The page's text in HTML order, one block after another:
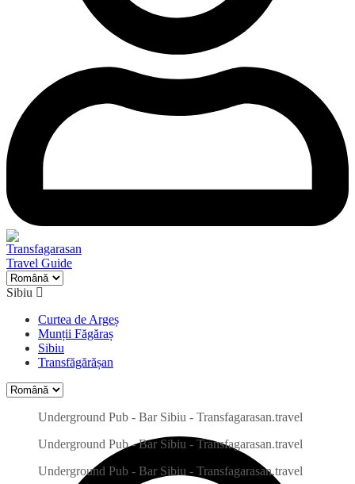
Sibiu
Curtea de Argeș
Munții Făgăraș
Sibiu
Transfăgărășan
Caută
Underground Pub - Bar Sibiu - Transfagarasan.travel
Underground Pub - Bar Sibiu - Transfagarasan.travel
Underground Pub - Bar Sibiu - Transfagarasan.travel